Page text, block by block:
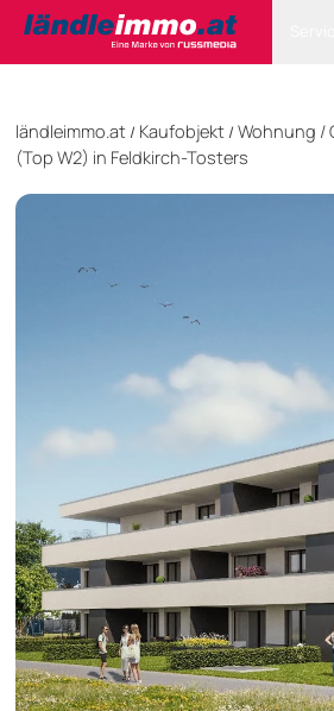
ländleimmo.at / Kaufobjekt / Wohnung /
(Top W2) in Feldkirch-Tosters